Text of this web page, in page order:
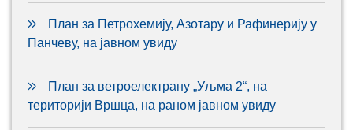
План за Петрохемију, Азотару и Рафинерију у
Панчеву, на јавном увиду
План за ветроелектрану „Уљма 2“, на
територији Вршца, на раном јавном увиду